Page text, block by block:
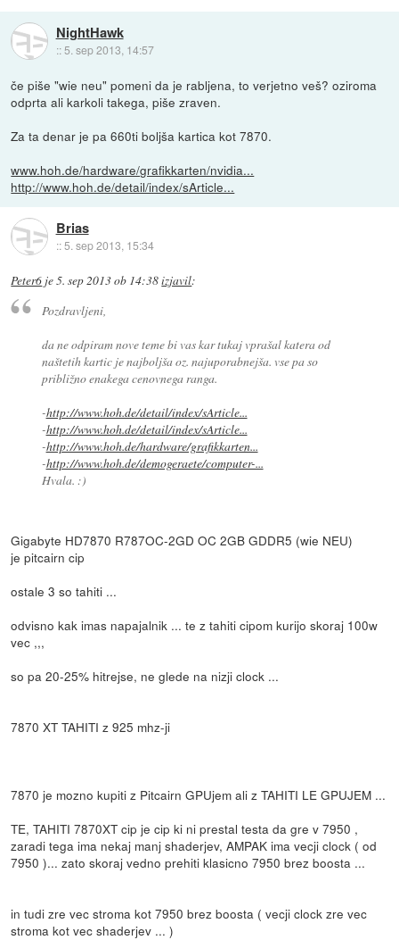
NightHawk
:: 5. sep 2013, 14:57
če piše "wie neu" pomeni da je rabljena, to verjetno veš? oziroma
odprta ali karkoli takega, piše zraven.
Za ta denar je pa 660ti boljša kartica kot 7870.
www.hoh.de/hardware/grafikkarten/nvidia...
http://www.hoh.de/detail/index/sArticle...
Brias
::5. sep 2013, 15:34
Peter6 je5. sep 2013 ob 14:38izjavil:
Pozdravljeni,
da ne odpiram nove teme bi vas kar tukaj vprašal katera od
naštetih kartic je najboljša oz. najuporabnejša. vse pa so
približno enakega cenovnega ranga.
-http://www.hoh.de/detail/index/sArticle...
-http://www.hoh.de/detail/index/sArticle...
-http://www.hoh.de/hardware/grafikkarten...
-http://www.hoh.de/demogeraete/computer-...
Hvala. :)
Gigabyte HD7870 R787OC-2GD OC 2GB GDDR5 (wie NEU)
je pitcairn cip
ostale 3 so tahiti ...
odvisno kak imas napajalnik ... te z tahiti cipom kurijo skoraj 100w
vec ,,,
so pa 20-25% hitrejse, ne glede na nizji clock ...
7870 XT TAHITI z 925 mhz-ji
7870 je mozno kupiti z Pitcairn GPUjem ali z TAHITI LE GPUJEM ...
TE, TAHITI 7870XT cip je cip ki ni prestal testa da gre v 7950 ,
zaradi tega ima nekaj manj shaderjev, AMPAK ima vecji clock ( od
7950 )... zato skoraj vedno prehiti klasicno 7950 brez boosta ...
in tudi zre vec stroma kot 7950 brez boosta ( vecji clock zre vec
stroma kot vec shaderjev ... )